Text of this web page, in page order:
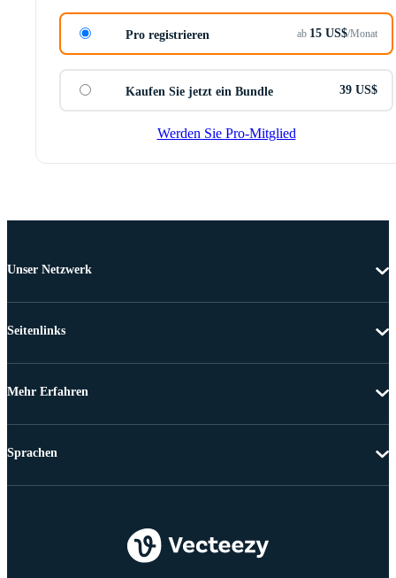
Pro registrieren ab 15 US$/Monat
Kaufen Sie jetzt ein Bundle 39 US$
Werden Sie Pro-Mitglied
Unser Netzwerk
Seitenlinks
Mehr Erfahren
Sprachen